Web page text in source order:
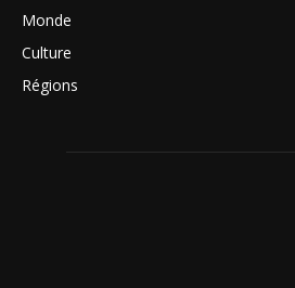
Monde
Culture
Régions